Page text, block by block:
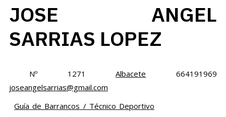
JOSE ANGEL
SARRIAS LOPEZ
Nº 1271 Albacete
664191969
joseangelsarrias@gmail.com
Guía de Barrancos / Técnico Deportivo